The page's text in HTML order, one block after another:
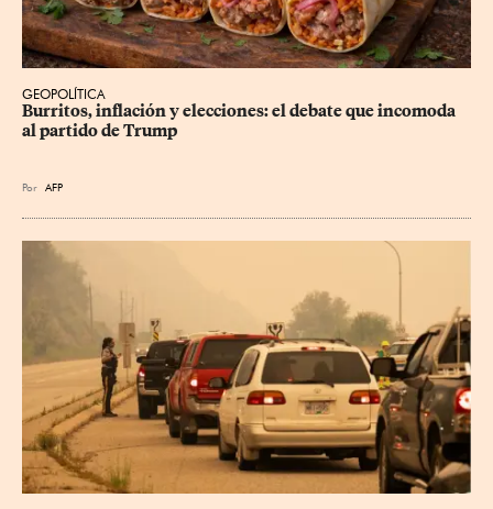
GEOPOLÍTICA
Burritos, inflación y elecciones: el debate que incomoda
al partido de Trump
Por AFP